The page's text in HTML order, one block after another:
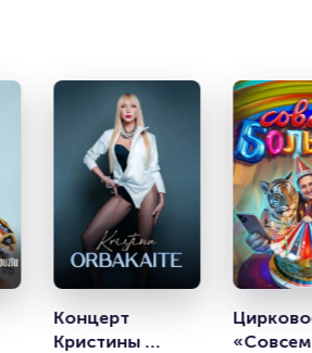
Концерт
Кристины
«Совсем